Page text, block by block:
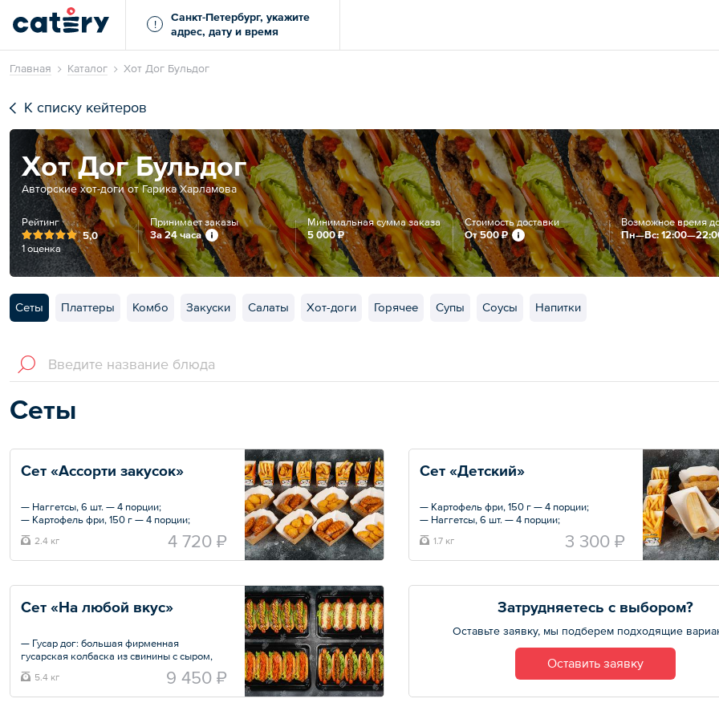
!
Санкт-Петербург, укажите
адрес, дату и время
Главная Каталог Хот Дог Бульдог
К списку кейтеров
Хот Дог Бульдог
Авторские хот-доги от Гарика Харламова
Рейтинг
5,0
1 оценка
Принимает заказы
За 24 часа
Минимальная сумма заказа
5 000 ₽
Стоимость доставки
От500 ₽
Возможное время
Пн—Вс:
Сеты Платтеры Комбо Закуски Салаты Хот-доги Горячее Супы Соусы Напитки
Сеты
Сет «Ассорти закусок»
— Наггетсы, 6 шт. — 4 порции;
— Картофель фри, 150 г — 4 порции;
порции;
— Куриные стрипсы, 6 шт. — 4 порции.
Общий вес – 2.4 кг
2.4 кг 4 720 ₽
Сет «Детский»
— Картофель фри, 150 г — 4 порции;
— Наггетсы, 6 шт. — 4 порции;
багет с колбаской на выбор, кетчуп и
пикантная горчица. — 4 порции.
Общий вес – 1760 г
1.7 кг 3 300 ₽
Затрудняетесь с выбором?
Оставьте заявку, мы подберем подходящие
Оставить заявку
Сет «На любой вкус»
— Гусар дог: большая фирменная
гусарская колбаска из свинины с сыром,
маринованные огурцы и лук. — 5 шт.;
— Цезарь дог: колбаска на выбор, спелые
5.4 кг 9 450 ₽